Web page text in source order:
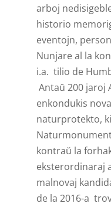
arboj
historio
eventojn,
Nunjare al la
i.a. tilio de
Antaŭ 200 jaroj
enkondukis
naturprotekto,
kontraŭ la
eksterordinaraj
malnovaj
de la 2016-a